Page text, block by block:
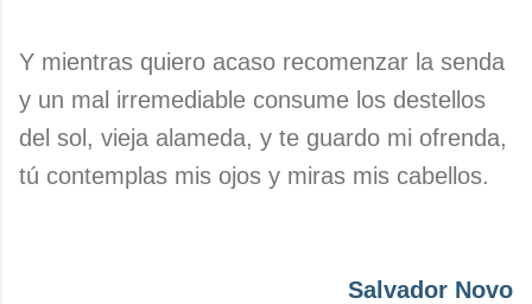
Y mientras quiero acaso recomenzar la senda
y un mal irremediable consume los destellos
del sol, vieja alameda, y te guardo mi ofrenda,
tú contemplas mis ojos y miras mis cabellos.
Salvador Novo